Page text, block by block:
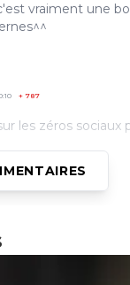
vraiment une
+ 787
les zéros sociaux
contre 1 et avec